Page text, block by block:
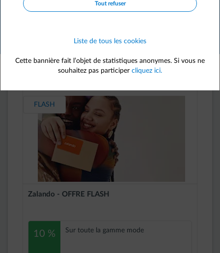
search
229 avantages
FLASH
Zalando - OFFRE FLASH
10 % Sur toute la gamme mode
Tout refuser
Liste de tous les cookies
Cette bannière fait l’objet de statistiques anonymes. Si vous ne
souhaitez pas participer cliquez ici.